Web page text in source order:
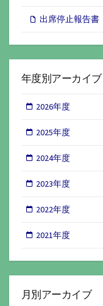
出席停止報告書
年度別アーカイブ
2026年度
2025年度
2024年度
2023年度
2022年度
2021年度
月別アーカイブ